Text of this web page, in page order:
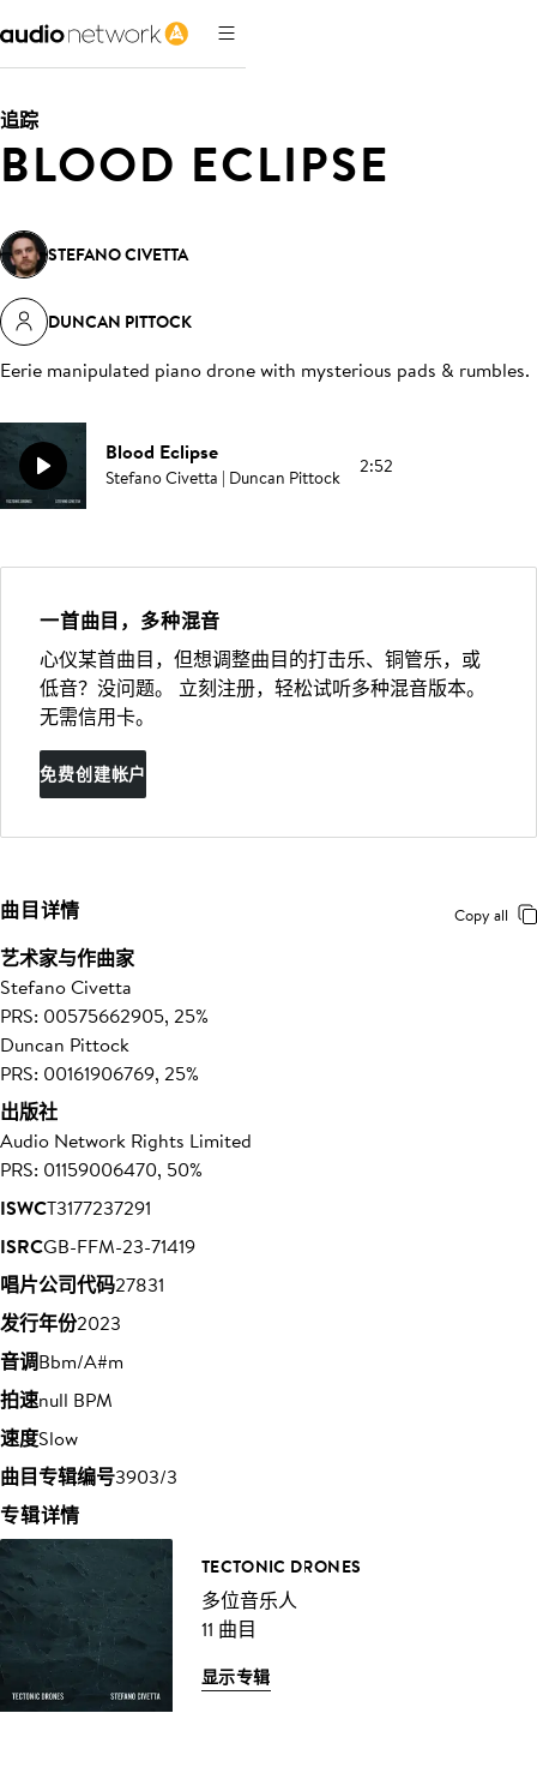
追踪
BLOOD ECLIPSE
STEFANO CIVETTA
DUNCAN PITTOCK
Eerie manipulated piano drone with mysterious pads & rumbles.
Blood Eclipse
Stefano Civetta | Duncan Pittock 2:52
一首曲目，多种混音
心仪某首曲目，但想调整曲目的打击乐、铜管乐，或
低音？没问题。 立刻注册，轻松试听多种混音版本。
无需信用卡。
免费创建帐户
曲目详情 Copy all
艺术家与作曲家
Stefano Civetta
PRS: 00575662905, 25%
Duncan Pittock
PRS: 00161906769, 25%
出版社
Audio Network Rights Limited
PRS: 01159006470, 50%
ISWCT3177237291
ISRCGB-FFM-23-71419
唱片公司代码27831
发行年份2023
音调Bbm/A#m
拍速null BPM
速度Slow
曲目专辑编号3903/3
专辑详情
TECTONIC DRONES
多位音乐人
11 曲目
显示专辑